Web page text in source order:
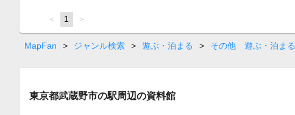
page
You're
on
page
1 page
MapFan > ジャンル検索 > 遊ぶ・泊まる > その他 遊ぶ・泊まる
東京都武蔵野市の駅周辺の資料館